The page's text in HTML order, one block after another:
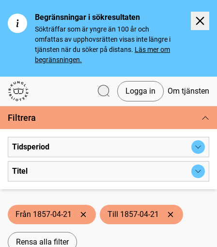
Begränsningar i sökresultaten
Sökträffar som är yngre än 100 år och
omfattas av upphovsrätten visas inte längre i
tjänsten när du söker på distans. Läs mer om
begränsningen.
Svenska tidningar
Logga in Om tjänsten
Filtrera
Tidsperiod
Titel
Från 1857-04-21 Till 1857-04-21
Rensa alla filter